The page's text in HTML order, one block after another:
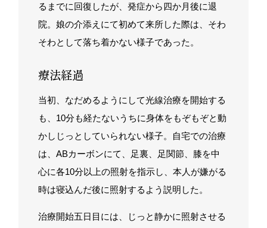
るまでに回復したが、発症から四か月後に退
院。娘の介添えにて初めて来所した際は、そわ
そわとして落ち着かない様子であった。
療法経過
当初、なだめるようにして光線治療を開始する
も、10分も経たないうちに身体をもぞもぞと動
かしじっとしていられない様子。自宅での治療
は、ABカーボンにて、足裏、足関節、膝を中
心に各10分以上の照射を指示し、本人が嫌がる
時は寝込んだ後に照射するよう説明した。
治療開始五日目には、じっと静かに照射させる